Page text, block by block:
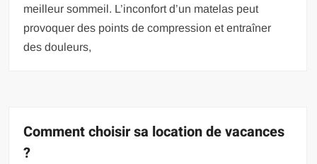
meilleur sommeil. L’inconfort d’un matelas peut
provoquer des points de compression et entraîner
des douleurs,
Comment choisir sa location de vacances
?